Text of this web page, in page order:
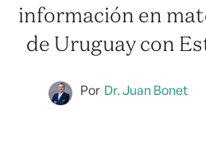
información en
de Uruguay con
Por Dr. Juan Bonet